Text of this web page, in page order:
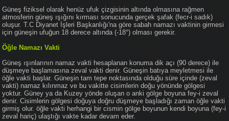
Güneş fiziksel olarak henüz ufuk çizgisinin altında olmasına rağmen
atmosferin güneş ışığını kırması sonucunda gerçek şafak (fecr-i sadık)
oluşur. T.C Diyanet İşleri Başkanlığı'na göre sabah namazı vaktinin girmesi
için güneşin ufuğun 18 derece altında (-18°) olması gerekir.
Öğle Namazı Vakti
Güneş ışınlarının namaz vakti hesaplanan konuma dik açı (90 derece) ile
düşmeye başlamasına zeval vakti denir. Güneşin batıya meyletmesi ile
öğle vakti başlar. Güneşin tam tepe noktasında olduğu süre içinde (zeval
vakti) namaz kılınmaz ve bu vakitte cisimlerin doğu yönünde gölgesi
yoktur. Güney ya da Kuzey yönde oluşan o anki gölge boyuna fey-i zeval
denir. Cisimlerin gölgesi doğuya doğru düşmeye başladığı zaman öğle vakti
girmiş olur. öğle vakti herhangi bir cismin gölge boyunun kendi boyuna (fey-i
zeval hariç) ulaştığı vakte kadar devam eder.